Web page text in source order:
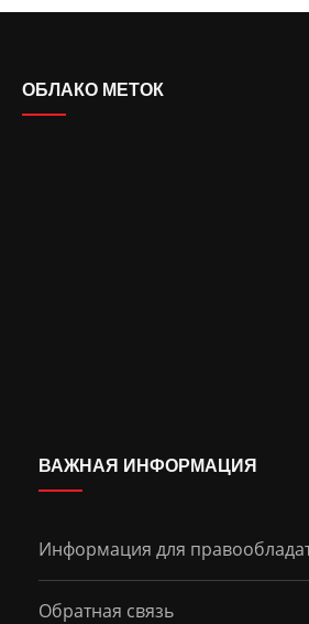
ОБЛАКО МЕТОК
ВАЖНАЯ ИНФОРМАЦИЯ
Информация для
Обратная связь